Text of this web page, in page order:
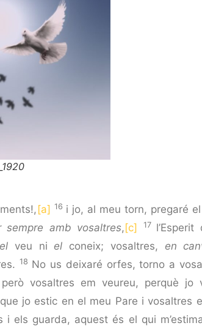
[a] 16 i jo, al meu torn, pregaré
sempre amb vosaltres, [c] 17
el veu ni el coneix; vosaltres, en
18 No us deixaré orfes, torno a
vosaltres em veureu, perquè jo
que jo estic en el meu Pare i vosaltres
i els guarda, aquest és el qui